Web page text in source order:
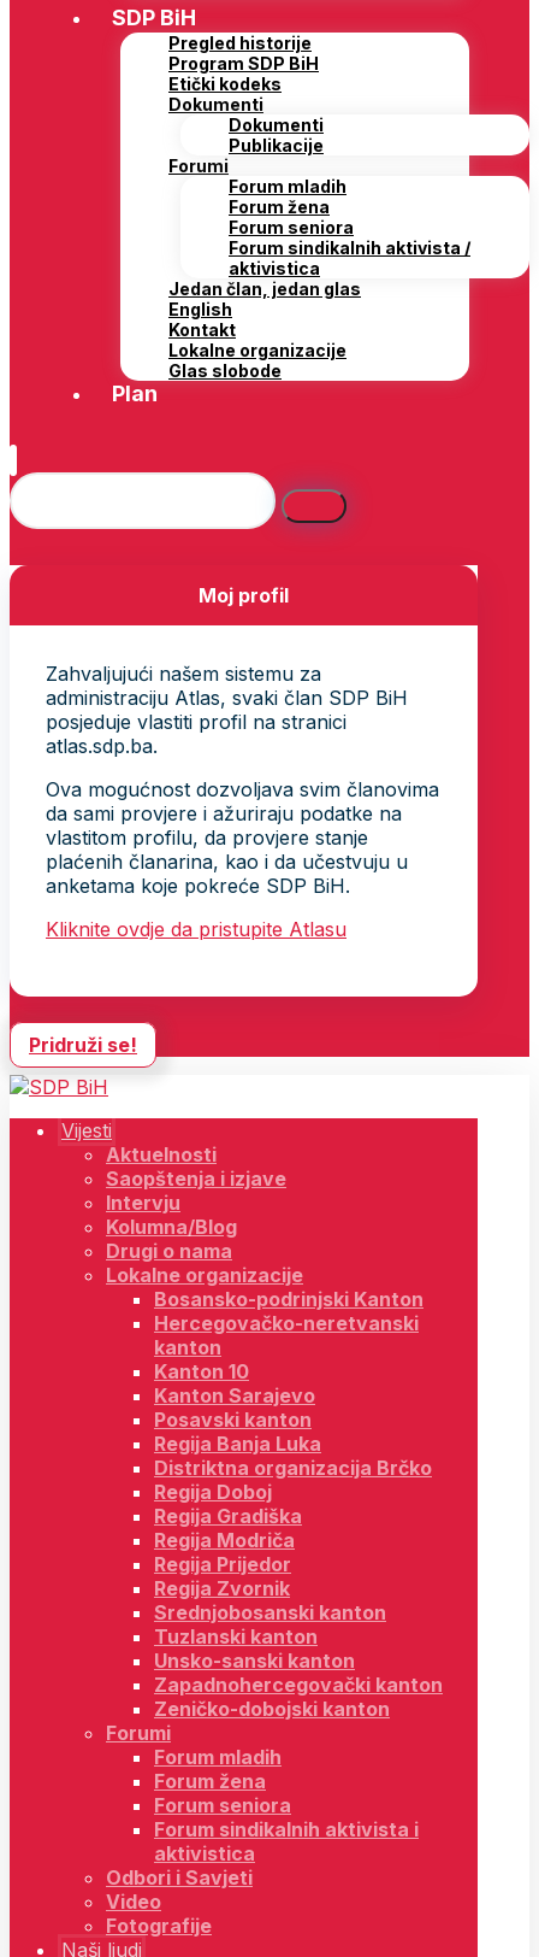
SDP BiH
Pregled historije
Program SDP BiH
Etički kodeks
Dokumenti
Dokumenti
Publikacije
Forumi
Forum mladih
Forum žena
Forum seniora
Forum sindikalnih aktivista /
aktivistica
Jedan član, jedan glas
English
Kontakt
Lokalne organizacije
Glas slobode
Plan
Moj profil
Zahvaljujući našem sistemu za
administraciju Atlas, svaki član SDP BiH
posjeduje vlastiti profil na stranici
atlas.sdp.ba.
Ova mogućnost dozvoljava svim članovima
da sami provjere i ažuriraju podatke na
vlastitom profilu, da provjere stanje
plaćenih članarina, kao i da učestvuju u
anketama koje pokreće SDP BiH.
Kliknite ovdje da pristupite Atlasu
Pridruži se!
Vijesti
Aktuelnosti
Saopštenja i izjave
Intervju
Kolumna/Blog
Drugi o nama
Lokalne organizacije
Bosansko-podrinjski Kanton
Hercegovačko-neretvanski
kanton
Kanton 10
Kanton Sarajevo
Posavski kanton
Regija Banja Luka
Distriktna organizacija Brčko
Regija Doboj
Regija Gradiška
Regija Modriča
Regija Prijedor
Regija Zvornik
Srednjobosanski kanton
Tuzlanski kanton
Unsko-sanski kanton
Zapadnohercegovački kanton
Zeničko-dobojski kanton
Forumi
Forum mladih
Forum žena
Forum seniora
Forum sindikalnih aktivista i
aktivistica
Odbori i Savjeti
Video
Fotografije
Naši ljudi